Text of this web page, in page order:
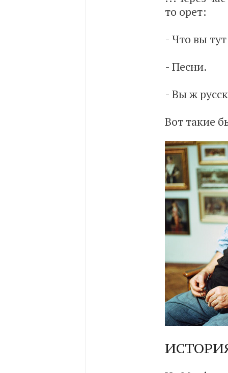
то орет:
- Что вы
- Песни.
- Вы ж
Вот такие